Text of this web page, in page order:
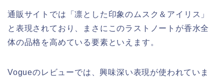
通販サイトでは「凛とした印象のムスク＆アイリス」
と表現されており、まさにこのラストノートが香水全
体の品格を高めている要素といえます。
Vogueのレビューでは、興味深い表現が使われていま